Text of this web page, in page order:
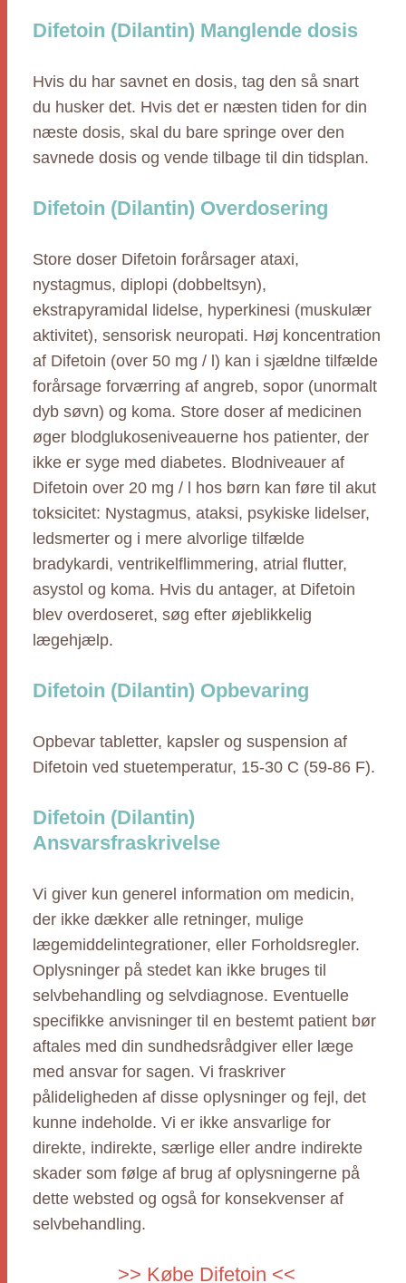
Difetoin (Dilantin) Manglende dosis
Hvis du har savnet en dosis, tag den så snart
du husker det. Hvis det er næsten tiden for din
næste dosis, skal du bare springe over den
savnede dosis og vende tilbage til din tidsplan.
Difetoin (Dilantin) Overdosering
Store doser Difetoin forårsager ataxi,
nystagmus, diplopi (dobbeltsyn),
ekstrapyramidal lidelse, hyperkinesi (muskulær
aktivitet), sensorisk neuropati. Høj koncentration
af Difetoin (over 50 mg / l) kan i sjældne tilfælde
forårsage forværring af angreb, sopor (unormalt
dyb søvn) og koma. Store doser af medicinen
øger blodglukoseniveauerne hos patienter, der
ikke er syge med diabetes. Blodniveauer af
Difetoin over 20 mg / l hos børn kan føre til akut
toksicitet: Nystagmus, ataksi, psykiske lidelser,
ledsmerter og i mere alvorlige tilfælde
bradykardi, ventrikelflimmering, atrial flutter,
asystol og koma. Hvis du antager, at Difetoin
blev overdoseret, søg efter øjeblikkelig
lægehjælp.
Difetoin (Dilantin) Opbevaring
Opbevar tabletter, kapsler og suspension af
Difetoin ved stuetemperatur, 15-30 C (59-86 F).
Difetoin (Dilantin)
Ansvarsfraskrivelse
Vi giver kun generel information om medicin,
der ikke dækker alle retninger, mulige
lægemiddelintegrationer, eller Forholdsregler.
Oplysninger på stedet kan ikke bruges til
selvbehandling og selvdiagnose. Eventuelle
specifikke anvisninger til en bestemt patient bør
aftales med din sundhedsrådgiver eller læge
med ansvar for sagen. Vi fraskriver
pålideligheden af disse oplysninger og fejl, det
kunne indeholde. Vi er ikke ansvarlige for
direkte, indirekte, særlige eller andre indirekte
skader som følge af brug af oplysningerne på
dette websted og også for konsekvenser af
selvbehandling.
>> Købe Difetoin <<